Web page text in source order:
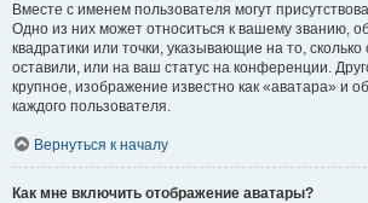
Вместе с именем пользователя могут
Одно из них может относиться к вашему званию,
квадратики или точки, указывающие на то,
оставили, или на ваш статус на конференции.
крупное, изображение известно как «аватара» и
каждого пользователя.
Вернуться к началу
Как мне включить отображение аватары?